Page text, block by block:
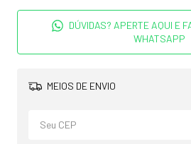
DÚVIDAS? APERTE AQUI E
WHATSAPP
MEIOS DE ENVIO